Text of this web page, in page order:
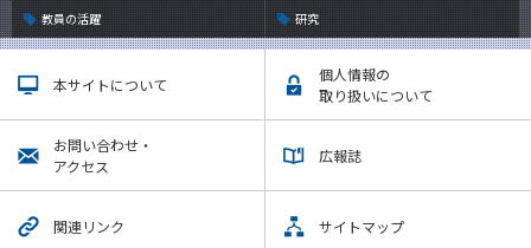
教員の活躍 研究
本サイトについて
個人情報の
取り扱いについて
お問い合わせ・
アクセス
広報誌
関連リンク サイトマップ